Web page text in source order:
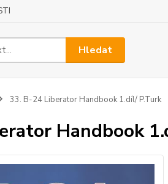
Hledat
33. B-24 Liberator Handbook 1.díl/ P.Turk
Handbook